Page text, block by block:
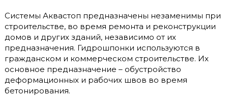
Системы Аквастоп предназначены незаменимы при
строительстве, во время ремонта и реконструкции
домов и других зданий, независимо от их
предназначения. Гидрошпонки используются в
гражданском и коммерческом строительстве. Их
основное предназначение – обустройство
деформационных и рабочих швов во время
бетонирования.